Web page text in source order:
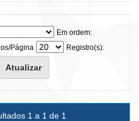
Em ordem:
Página
Registro(s):
1 a 1 de 1